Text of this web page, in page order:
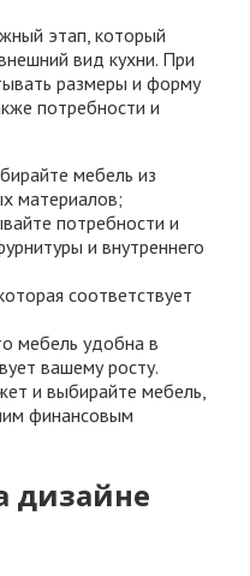
этап, который
вид кухни. При
размеры и форму
потребности и
мебель из
материалов;
потребности и
и внутреннего
соответствует
мебель удобна в
вашему росту.
и выбирайте мебель,
финансовым
дизайне